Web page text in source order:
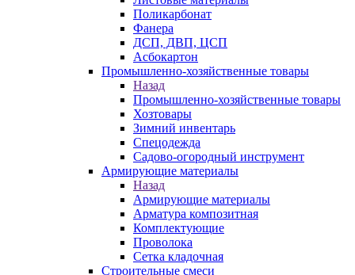
Поликарбонат
Фанера
ДСП, ДВП, ЦСП
Асбокартон
Промышленно-хозяйственные товары
Назад
Промышленно-хозяйственные товары
Хозтовары
Зимний инвентарь
Спецодежда
Садово-огородный инструмент
Армирующие материалы
Назад
Армирующие материалы
Арматура композитная
Комплектующие
Проволока
Сетка кладочная
Строительные смеси